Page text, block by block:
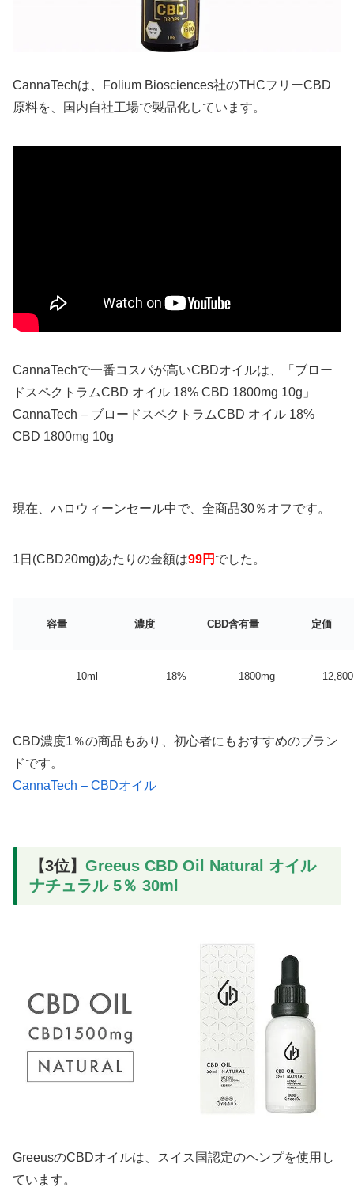
CannaTechは、Folium Biosciences社のTHCフリーCBD
原料を、国内自社工場で製品化しています。
CannaTechで一番コスパが高いCBDオイルは、「ブロー
ドスペクトラムCBD オイル 18% CBD 1800mg 10g」
CannaTech – ブロードスペクトラムCBD オイル 18%
CBD 1800mg 10g
現在、ハロウィーンセール中で、全商品30％オフです。
1日(CBD20mg)あたりの金額は99円 でした。
容量 濃度 CBD含有量 定価
10ml 18% 1800mg
CBD濃度1％の商品もあり、初心者にもおすすめのブラン
ドです。
CannaTech – CBDオイル
【3位】 Greeus CBD Oil Natural オイル
ナチュラル 5％ 30ml
GreeusのCBDオイルは、スイス国認定のヘンプを使用し
ています。